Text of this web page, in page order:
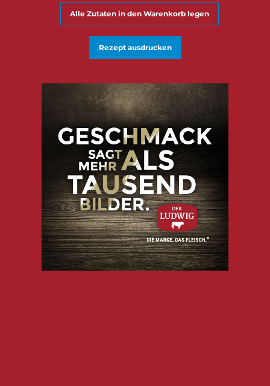
Alle Zutaten in den Warenkorb legen
Rezept ausdrucken